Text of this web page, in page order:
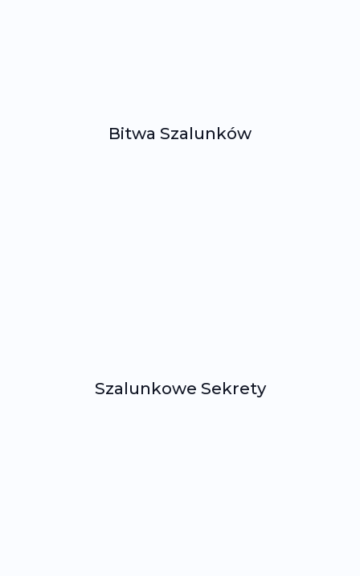
Bitwa Szalunków
Szalunkowe Sekrety